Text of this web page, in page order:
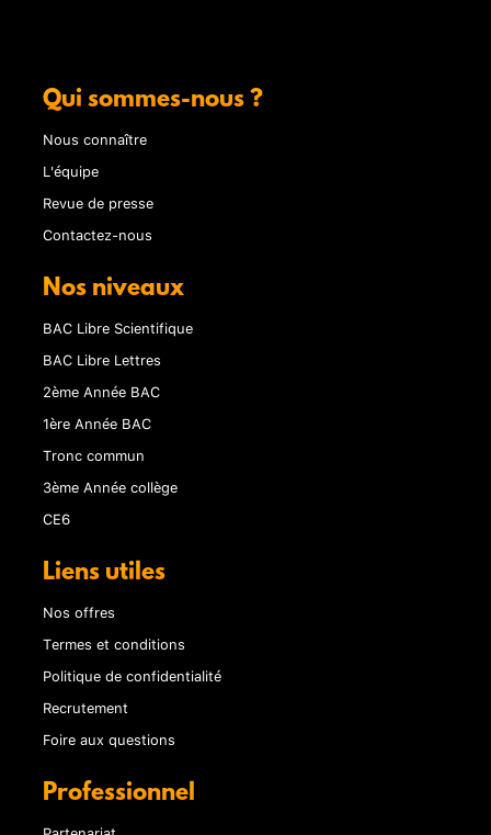
Qui sommes-nous ?
Nous connaître
L'équipe
Revue de presse
Contactez-nous
Nos niveaux
BAC Libre Scientifique
BAC Libre Lettres
2ème Année BAC
1ère Année BAC
Tronc commun
3ème Année collège
CE6
Liens utiles
Nos offres
Termes et conditions
Politique de confidentialité
Recrutement
Foire aux questions
Professionnel